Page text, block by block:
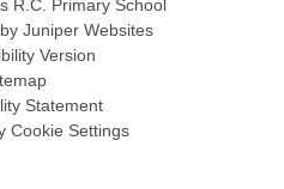
R.C. Primary School
Juniper Websites
Version
Statement
Cookie Settings